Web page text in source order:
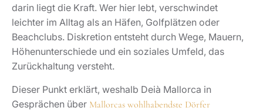
darin liegt die Kraft. Wer hier lebt, verschwindet
leichter im Alltag als an Häfen, Golfplätzen oder
Beachclubs. Diskretion entsteht durch Wege, Mauern,
Höhenunterschiede und ein soziales Umfeld, das
Zurückhaltung versteht.
Dieser Punkt erklärt, weshalb Deià Mallorca in
Gesprächen über Mallorcas wohlhabendste Dörfer